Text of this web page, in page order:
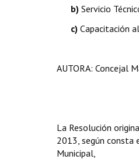
b) Servicio
c) Capacitación
AUTORA: Concejal
La Resolución
2013, según consta
Municipal,